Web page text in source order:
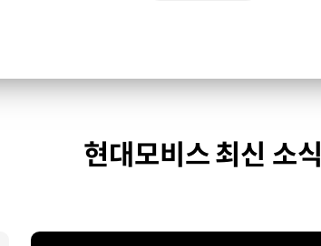
현대모비스 최신 소식